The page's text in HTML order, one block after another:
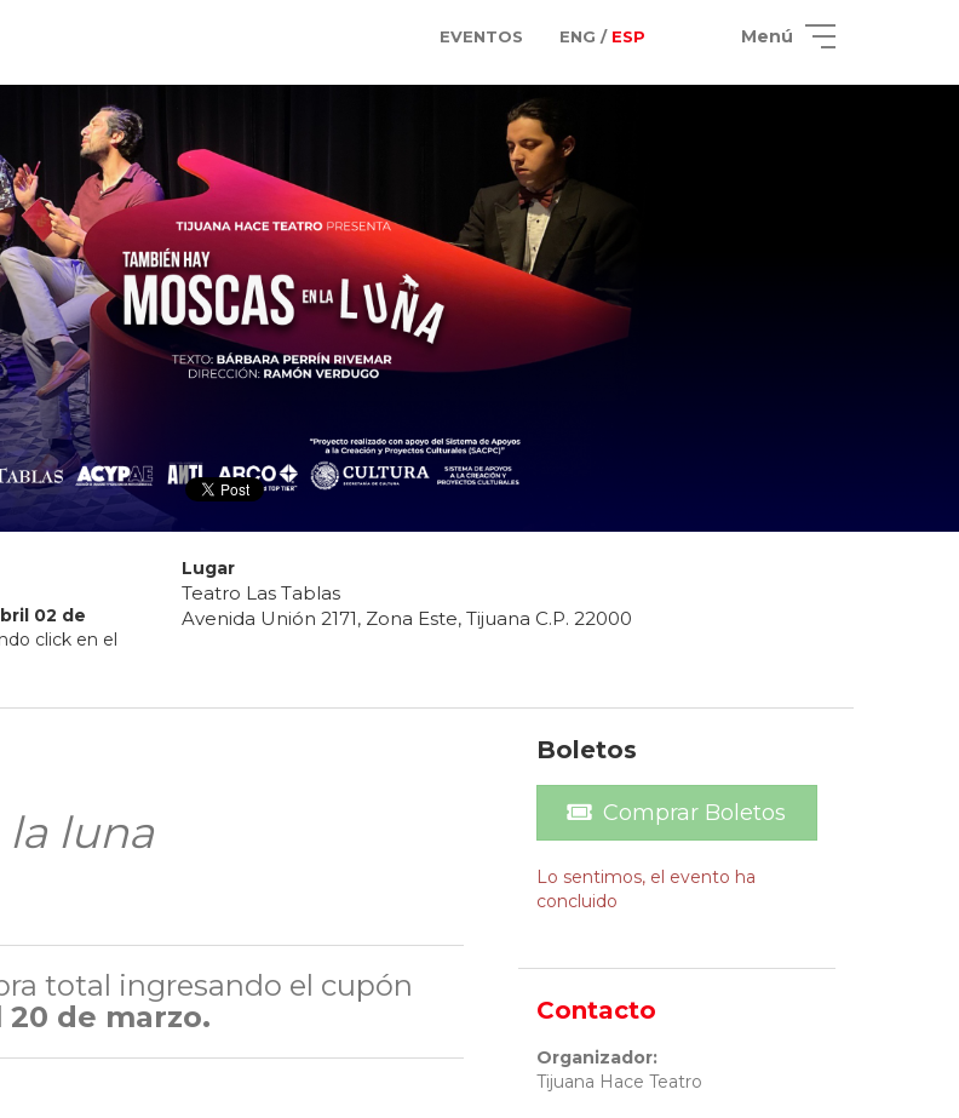
EVENTOS ENG / ESP Menú
02 de
click en el
Lugar
Teatro Las Tablas
Avenida Unión 2171, Zona Este, Tijuana C.P. 22000
la luna
total ingresando el cupón
20 de marzo.
Boletos
Comprar Boletos
Lo sentimos, el evento ha
concluido
Contacto
Organizador:
Tijuana Hace Teatro